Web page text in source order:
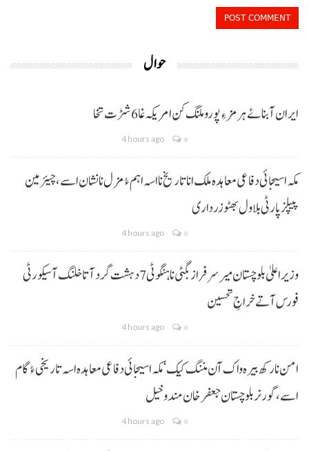
حوال
ایران آبنائے ہرمز ءِ پورو ملنگ کن امریکہ غا 6 شڑت تخا
4 hours ago 0
مکہ اسیجائی دفاعی معاہدہ ملک انا تاریخ نا اسہ اہم ءُ مزل نا نشان اسے، چیئرمین
پیپلز پارٹی بلاول بھٹو زرداری
4 hours ago 0
وزیراعلیٰ بلوچستان میر سرفراز بگٹی نا ہنگو ٹی 7 دہشت گرد آتا خلنگ آ سیکورٹی
فورس آتے خراجِ تحسین
4 hours ago 0
امن نا رکھ بیرہ واک آن مننگ کیک‘ مکہ اسیجائی دفاعی معاہدہ اسہ تاریخی ءُ گام
اسے،گورنر بلوچستان جعفر خان مندوخیل
4 hours ago 0